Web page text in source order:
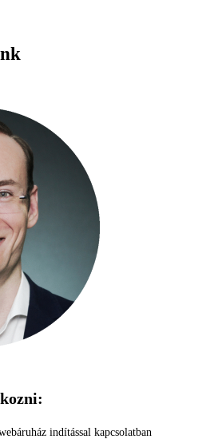
indítással kapcsolatban